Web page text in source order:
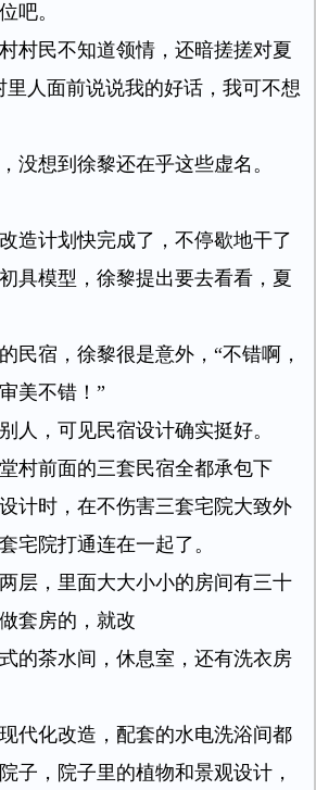
吧。
村民不知道领情，还暗搓搓对夏
里人面前说说我的好话，我可不想
没想到徐黎还在乎这些虚名。
造计划快完成了，不停歇地干了
具模型，徐黎提出要去看看，夏
民宿，徐黎很是意外，“不错啊，
美不错！”
人，可见民宿设计确实挺好。
村前面的三套民宿全都承包下
计时，在不伤害三套宅院大致外
宅院打通连在一起了。
层，里面大大小小的房间有三十
套房的，就改
的茶水间，休息室，还有洗衣房
代化改造，配套的水电洗浴间都
子，院子里的植物和景观设计，